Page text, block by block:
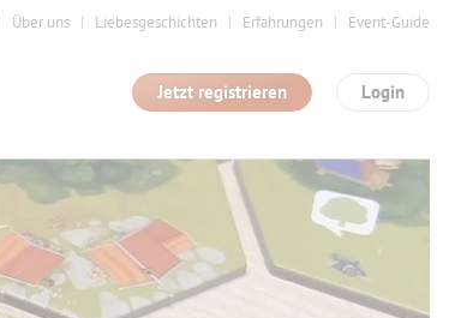
Über uns Liebesgeschichten Erfahrungen Event-Guide
Login
Jetzt registrieren